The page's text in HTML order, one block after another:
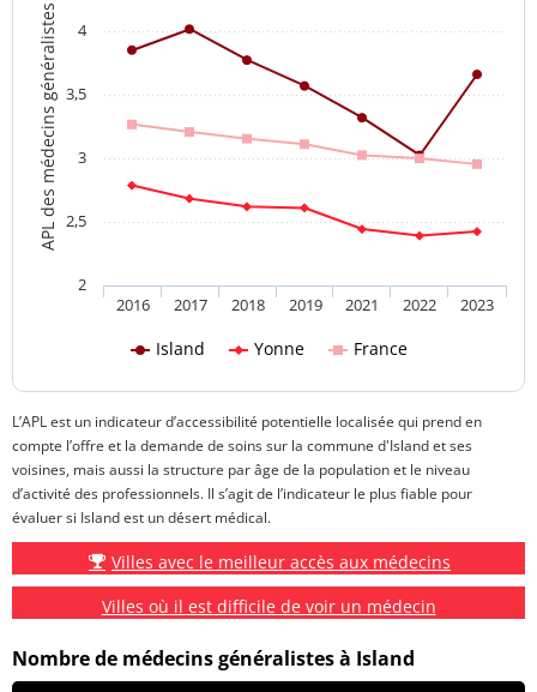
APL des médecins généralistes
Island Yonne France
2016 2017 2018 2019 2021 2022 2023
2
2,5
3
3,5
4
L’APL est un indicateur d’accessibilité potentielle localisée qui prend en
compte l’offre et la demande de soins sur la commune d'Island et ses
voisines, mais aussi la structure par âge de la population et le niveau
d’activité des professionnels. Il s’agit de l’indicateur le plus fiable pour
évaluer si Island est un désert médical.
Villes avec le meilleur accès aux médecins
Villes où il est difficile de voir un médecin
Nombre de médecins généralistes à Island